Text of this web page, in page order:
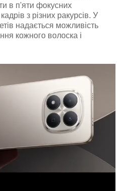
в п'яти фокусних
з різних ракурсів. У
надається можливість
кожного волоска і